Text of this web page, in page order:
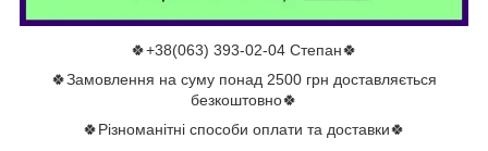
🍀+38(063) 393-02-04 Степан🍀
🍀Замовлення на суму понад 2500 грн доставляється
безкоштовно🍀
🍀Різноманітні способи оплати та доставки🍀